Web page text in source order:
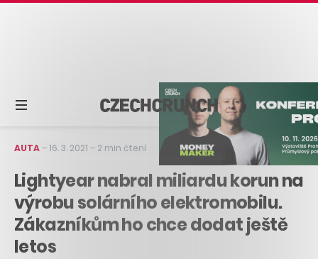
AUTA–16. 3. 2021 – 2 min čtení
Lightyear nabral miliardu korun na
výrobu solárního elektromobilu.
Zákazníkům ho chce dodat ještě
letos